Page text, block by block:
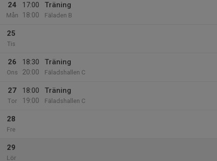
24
Mån
17:00
18:00
Träning
Fäladen B
25
Tis
26
Ons
18:30
20:00
Träning
Fäladshallen C
27
Tor
18:00
19:00
Träning
Fäladshallen C
28
Fre
29
Lör